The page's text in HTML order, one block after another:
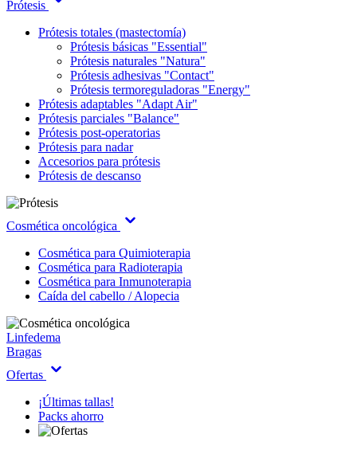
Prótesis
Prótesis totales (mastectomía)
Prótesis básicas "Essential"
Prótesis naturales "Natura"
Prótesis adhesivas "Contact"
Prótesis termoreguladoras "Energy"
Prótesis adaptables "Adapt Air"
Prótesis parciales "Balance"
Prótesis post-operatorias
Prótesis para nadar
Accesorios para prótesis
Prótesis de descanso
Cosmética oncológica
Cosmética para Quimioterapia
Cosmética para Radioterapia
Cosmética para Inmunoterapia
Caída del cabello / Alopecia
Linfedema
Bragas
Ofertas
¡Últimas tallas!
Packs ahorro